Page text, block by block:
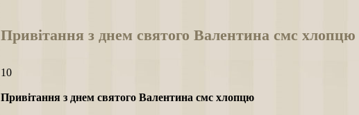
Привітання з днем святого Валентина смс хлопцю
10
Привітання з днем святого Валентина смс хлопцю